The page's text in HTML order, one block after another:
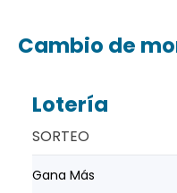
Cambio de
Lotería
SORTEO
Gana Más